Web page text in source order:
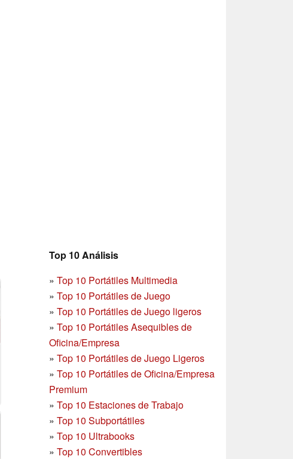
Top 10 Análisis
» Top 10 Portátiles Multimedia
» Top 10 Portátiles de Juego
» Top 10 Portátiles de Juego ligeros
» Top 10 Portátiles Asequibles de
Oficina/Empresa
» Top 10 Portátiles de Juego Ligeros
» Top 10 Portátiles de Oficina/Empresa
Premium
» Top 10 Estaciones de Trabajo
» Top 10 Subportátiles
» Top 10 Ultrabooks
» Top 10 Convertibles